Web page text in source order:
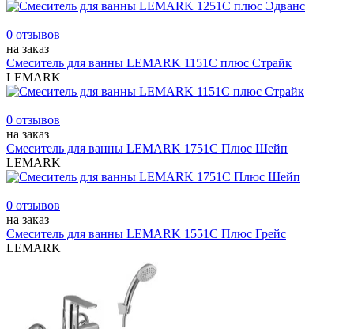
0 отзывов
на заказ
Смеситель для ванны LEMARK 1151С плюс Страйк
LEMARK
0 отзывов
на заказ
Смеситель для ванны LEMARK 1751C Плюс Шейп
LEMARK
0 отзывов
на заказ
Смеситель для ванны LEMARK 1551C Плюс Грейс
LEMARK